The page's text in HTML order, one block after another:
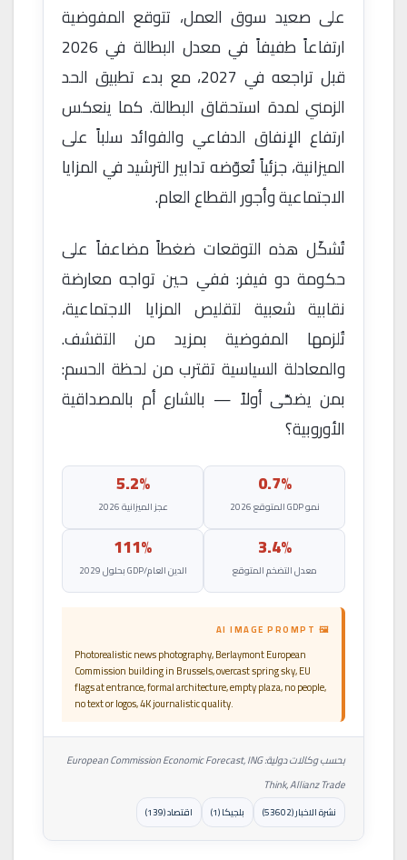
على صعيد سوق العمل، تتوقع المفوضية
ارتفاعاً طفيفاً في معدل البطالة في 2026
قبل تراجعه في 2027، مع بدء تطبيق الحد
الزمني لمدة استحقاق البطالة. كما ينعكس
ارتفاع الإنفاق الدفاعي والفوائد سلباً على
الميزانية، جزئياً تُعوّضه تدابير الترشيد في المزايا
الاجتماعية وأجور القطاع العام.
تُشكّل هذه التوقعات ضغطاً مضاعفاً على
حكومة دو فيفر: ففي حين تواجه معارضة
نقابية شعبية لتقليص المزايا الاجتماعية،
تُلزمها المفوضية بمزيد من التقشف.
والمعادلة السياسية تقترب من لحظة الحسم:
بمن يضحّى أولاً — بالشارع أم بالمصداقية
الأوروبية؟
0.7%
نمو GDP المتوقع 2026
5.2%
عجز الميزانية 2026
3.4%
معدل التضخم المتوقع
111%
الدين العام/GDP بحلول 2029
🖼 AI IMAGE PROMPT
Photorealistic news photography, Berlaymont European
Commission building in Brussels, overcast spring sky, EU
flags at entrance, formal architecture, empty plaza, no people,
no text or logos, 4K journalistic quality.
بحسب وكالات دولية: European Commission Economic Forecast, ING
Think, Allianz Trade
نشرة الاخبار (53602) بلجيكا (1) اقتصاد (139)